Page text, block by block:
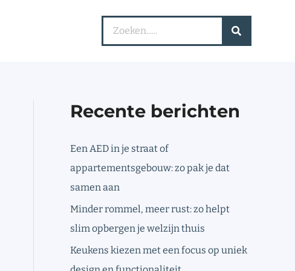
for:
Recente berichten
Een AED in je straat of
appartementsgebouw: zo pak je dat
samen aan
Minder rommel, meer rust: zo helpt
slim opbergen je welzijn thuis
Keukens kiezen met een focus op uniek